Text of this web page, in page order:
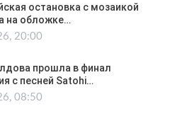
остановка с мозаикой
на обложке…
20:00
прошла в финал
с песней Satohi…
08:50